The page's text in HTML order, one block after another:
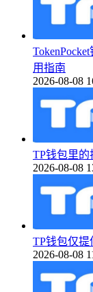
用指南
2026-08-08
TP钱包里
2026-08-08
TP钱包仅
2026-08-08